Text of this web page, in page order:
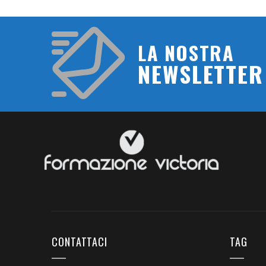
LA NOSTRA
NEWSLETTER
CONTATTACI TAG